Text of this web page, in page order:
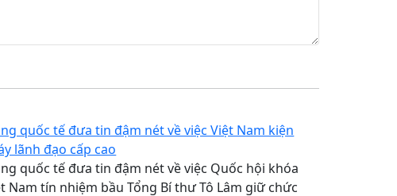
quốc tế đưa tin đậm nét về việc Việt Nam kiện
lãnh đạo cấp cao
quốc tế đưa tin đậm nét về việc Quốc hội khóa
Nam tín nhiệm bầu Tổng Bí thư Tô Lâm giữ chức